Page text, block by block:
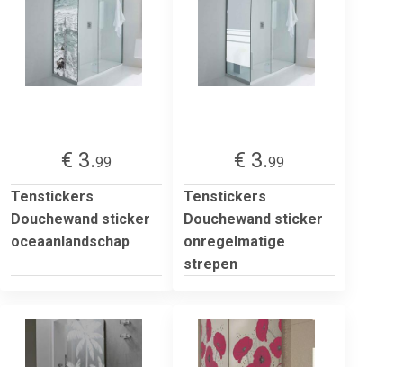
€ 3.99
Tenstickers
Douchewand sticker
oceaanlandschap
€ 3.99
Tenstickers
Douchewand sticker
onregelmatige
strepen